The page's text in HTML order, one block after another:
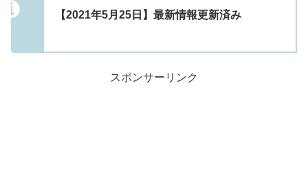
【2021年5月25日】最新情報更新済み
スポンサーリンク